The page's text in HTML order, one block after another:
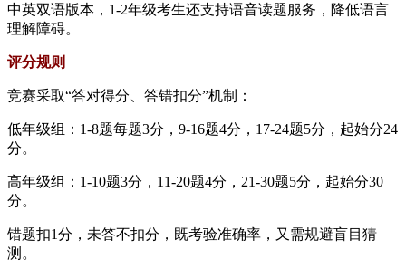
中英双语版本，1-2年级考生还支持语音读题服务，降低语言
理解障碍。
评分规则
竞赛采取“答对得分、答错扣分”机制：
低年级组：1-8题每题3分，9-16题4分，17-24题5分，起始分24
分。
高年级组：1-10题3分，11-20题4分，21-30题5分，起始分30
分。
错题扣1分，未答不扣分，既考验准确率，又需规避盲目猜
测。